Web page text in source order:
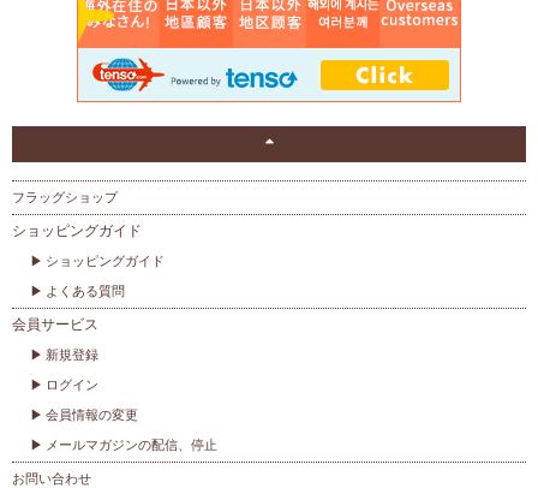
フラッグショップ
ショッピングガイド
ショッピングガイド
よくある質問
会員サービス
新規登録
ログイン
会員情報の変更
メールマガジンの配信、停止
お問い合わせ